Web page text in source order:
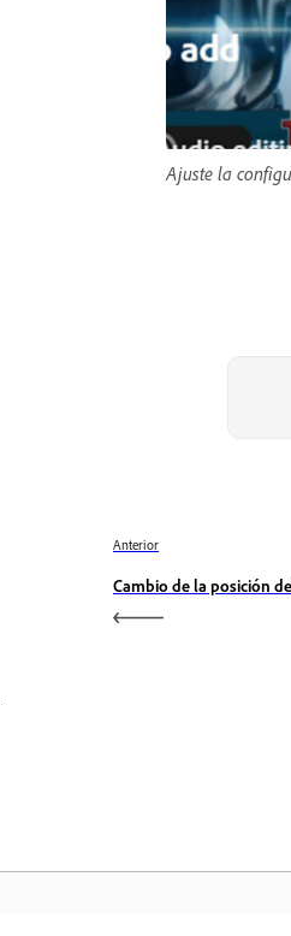
Ajuste la
Anterior
Cambio de la posición